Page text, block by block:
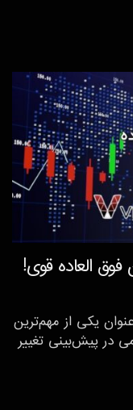
یکی از مهم‌ترین
در پیش‌بینی تغییر